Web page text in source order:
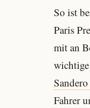
So ist
Paris
mit an
Sandero
Fahrer